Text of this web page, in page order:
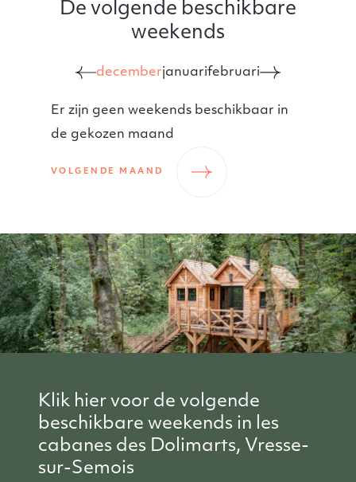
De volgende beschikbare
weekends
decemberjanuarifebruari
Er zijn geen weekends beschikbaar in
de gekozen maand
VOLGENDE MAAND
Klik hier voor de volgende
beschikbare weekends in les
cabanes des Dolimarts, Vresse-
sur-Semois